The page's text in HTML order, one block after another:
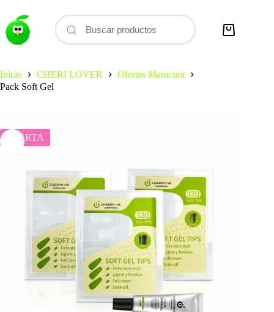
contenido
Carro
Inicio
CHERI LOVER
Ofertas Manicura
Pack Soft Gel
OFERTA